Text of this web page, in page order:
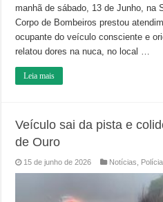
manhã de sábado, 13 de Junho, na
Corpo de Bombeiros prestou
ocupante do veículo consciente e
relatou dores na nuca, no local …
Leia mais
Veículo sai da pista e
de Ouro
15 de junho de 2026 Notícias Polícia